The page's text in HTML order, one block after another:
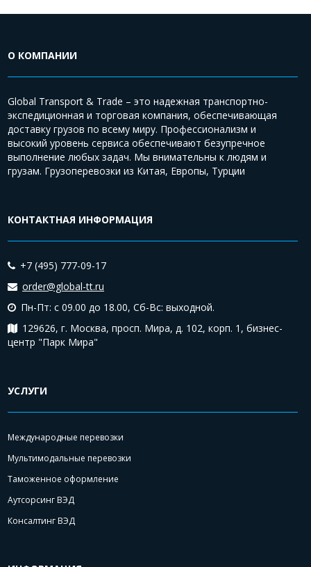
О КОМПАНИИ
Global Transport & Trade – это надежная транспортно-
экспедиционная и торговая компания, обеспечивающая
доставку грузов по всему миру. Профессионализм и
высокий уровень сервиса обеспечивают безупречное
выполнение любых задач. Мы внимательны к людям и
грузам. Грузоперевозки из Китая, Европы, Турции
КОНТАКТНАЯ ИНФОРМАЦИЯ
+7 (495) 777-09-17
order@global-tt.ru
Пн-Пт: с 09.00 до 18.00, Сб-Вс: выходной.
129626, г. Москва, просп. Мира, д. 102, корп. 1, бизнес-
центр "Парк Мира"
УСЛУГИ
Международные перевозки
Мультимодальные перевозки
Таможенное оформление
Аутсорсинг ВЭД
Консалтинг ВЭД